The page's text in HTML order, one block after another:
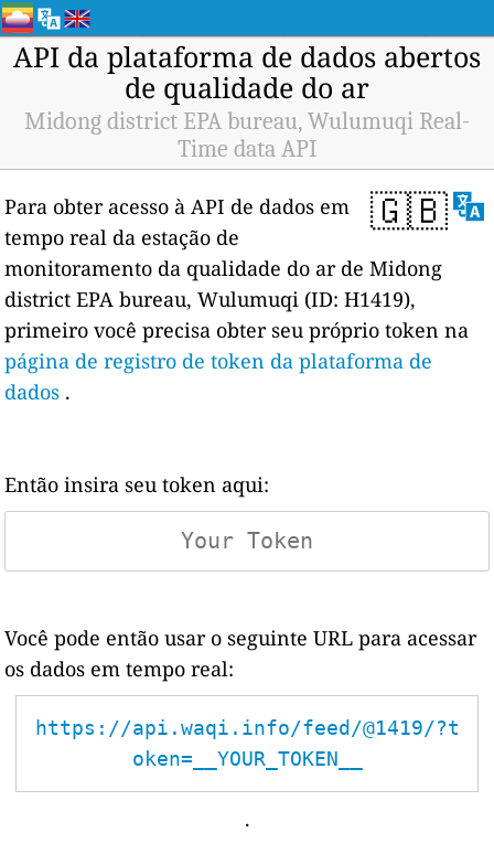
API da plataforma de dados abertos
de qualidade do ar
Midong district EPA bureau, Wulumuqi Real-
Time data API
🇬🇧
Para obter acesso à API de dados em
tempo real da estação de
monitoramento da qualidade do ar de Midong
district EPA bureau, Wulumuqi (ID: H1419),
primeiro você precisa obter seu próprio token na
página de registro de token da plataforma de
dados .
Então insira seu token aqui:
Você pode então usar o seguinte URL para acessar
os dados em tempo real:
https://api.waqi.info/feed/@1419/?t
oken=__YOUR_TOKEN__
.